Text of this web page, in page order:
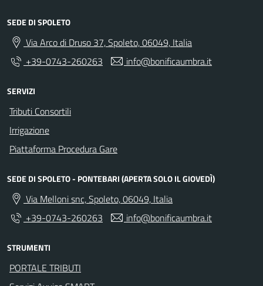
SEDE DI SPOLETO
Via Arco di Druso 37, Spoleto, 06049, Italia
+39-0743-260263
info@bonificaumbra.it
SERVIZI
Tributi Consortili
Irrigazione
Piattaforma Procedura Gare
SEDE DI SPOLETO - PONTEBARI (APERTA SOLO IL GIOVEDÌ)
Via Melloni snc, Spoleto, 06049, Italia
+39-0743-260263
info@bonificaumbra.it
STRUMENTI
PORTALE TRIBUTI